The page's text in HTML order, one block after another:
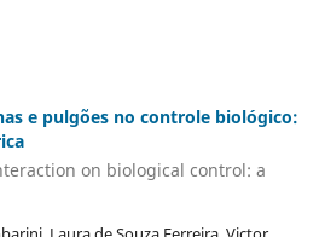
e pulgões no controle biológico:
on biological control: a